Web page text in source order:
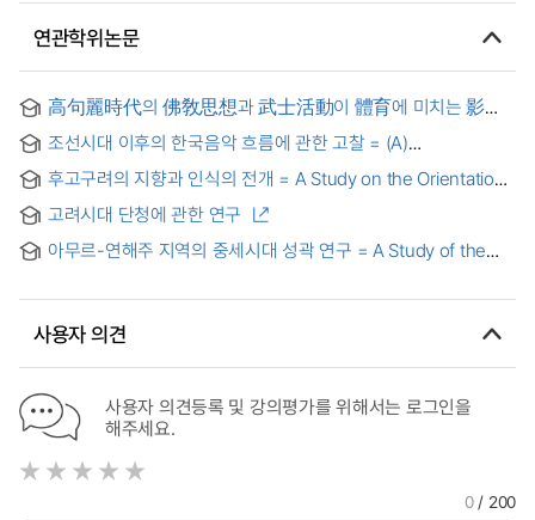
연관학위논문
高句麗時代의 佛敎思想과 武士活動이 體育에 미치는 影響
= (The) effect on the physical education by Kogurea
buddhism & Warrior activities
조선시대 이후의 한국음악 흐름에 관한 고찰 = (A)
Consideration of the Development of the Korean Music
since the Chosun Dynasty
후고구려의 지향과 인식의 전개 = A Study on the Orientation
and Historical Perception of Later-Goguryeo
고려시대 단청에 관한 연구
아무르-연해주 지역의 중세시대 성곽 연구 = A Study of the
사용자 의견
사용자 의견등록 및 강의평가를 위해서는 로그인을
해주세요.
0/ 200